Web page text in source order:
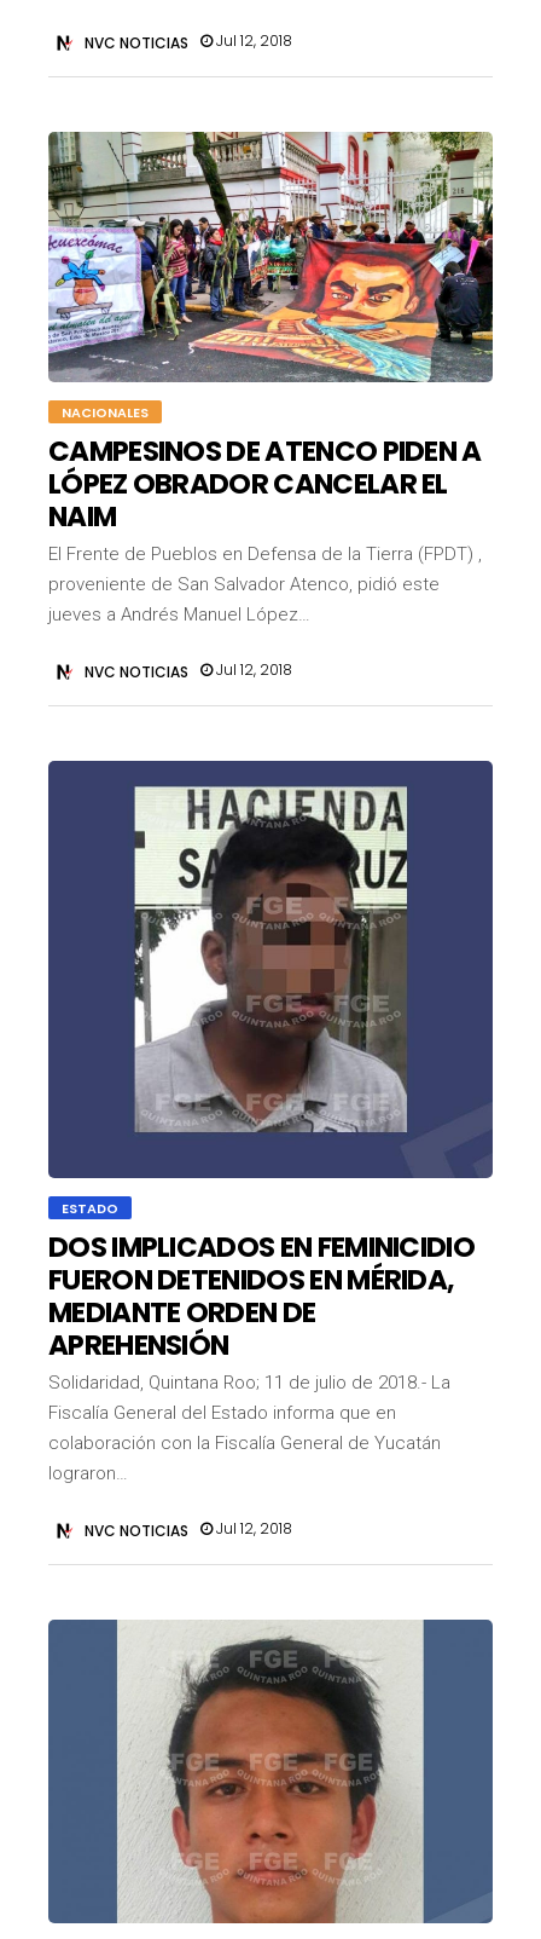
NVC NOTICIAS Jul 12, 2018
NACIONALES
CAMPESINOS DE ATENCO PIDEN A
LÓPEZ OBRADOR CANCELAR EL
NAIM
El Frente de Pueblos en Defensa de la Tierra (FPDT) ,
proveniente de San Salvador Atenco, pidió este
jueves a Andrés Manuel López…
NVC NOTICIAS Jul 12, 2018
ESTADO
DOS IMPLICADOS EN FEMINICIDIO
FUERON DETENIDOS EN MÉRIDA,
MEDIANTE ORDEN DE
APREHENSIÓN
Solidaridad, Quintana Roo; 11 de julio de 2018.- La
Fiscalía General del Estado informa que en
colaboración con la Fiscalía General de Yucatán
lograron…
NVC NOTICIAS Jul 12, 2018